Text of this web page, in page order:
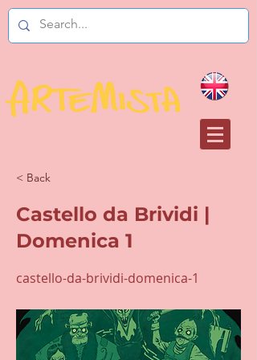
< Back
Castello da Brividi |
Domenica 1
castello-da-brividi-domenica-1